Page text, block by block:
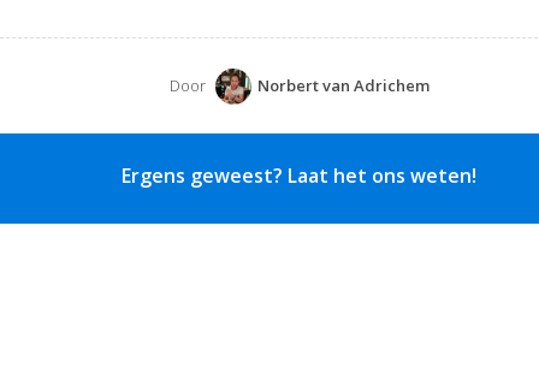
Door Norbert van Adrichem
Ergens geweest? Laat het ons weten!